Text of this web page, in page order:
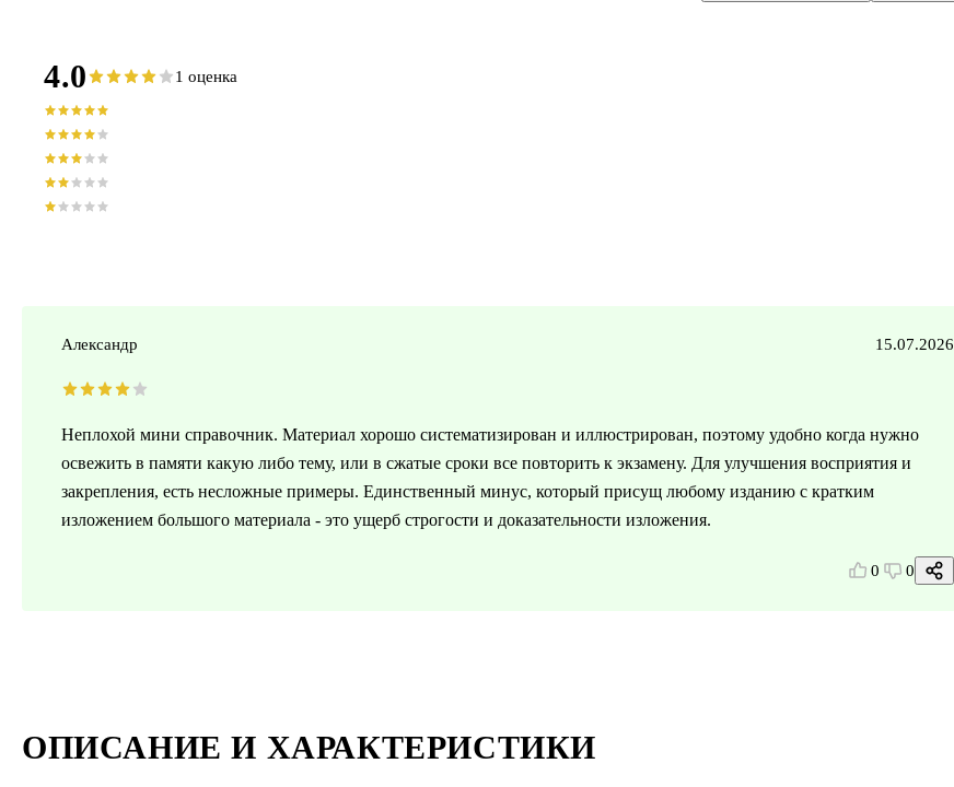
ОПИСАНИЕ И ХАРАКТЕРИСТИКИ
4.0 1 оценка
Александр 15.07.2026
Неплохой мини справочник. Материал хорошо систематизирован и иллюстрирован, поэтому удобно когда нужно
освежить в памяти какую либо тему, или в сжатые сроки все повторить к экзамену. Для улучшения восприятия и
закрепления, есть несложные примеры. Единственный минус, который присущ любому изданию с кратким
изложением большого материала - это ущерб строгости и доказательности изложения.
0 0